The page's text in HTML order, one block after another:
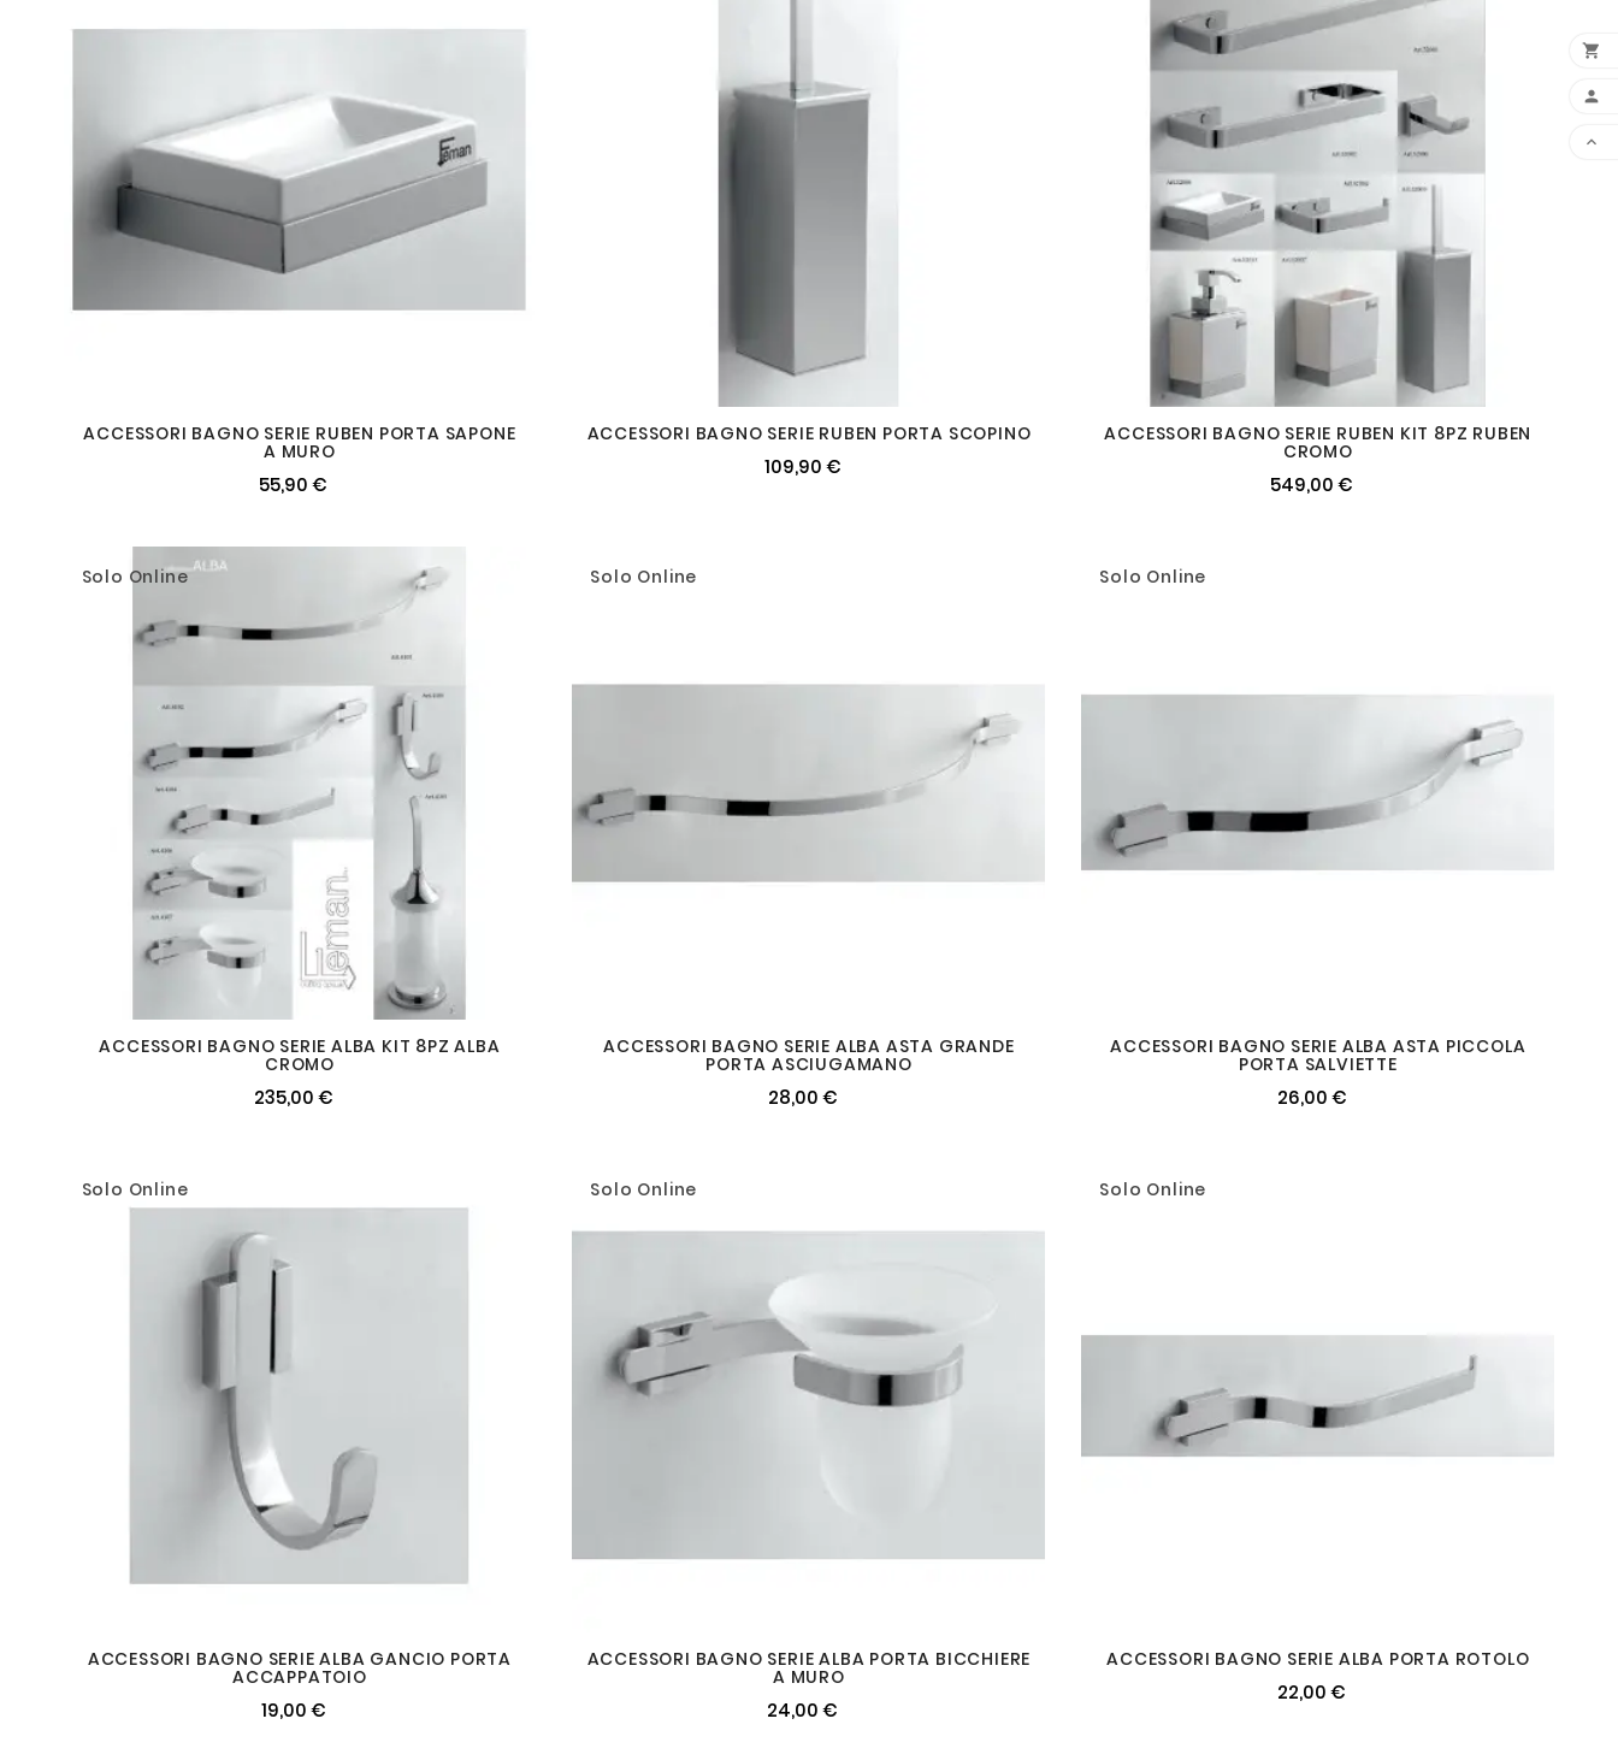
ACCESSORI BAGNO SERIE RUBEN PORTA SAPONE
A MURO
55,90 €
ACCESSORI BAGNO SERIE RUBEN PORTA SCOPINO
109,90 €
ACCESSORI BAGNO SERIE RUBEN KIT 8PZ RUBEN
CROMO
549,00 €
Solo Online
ACCESSORI BAGNO SERIE ALBA KIT 8PZ ALBA
CROMO
235,00 €
Solo Online
ACCESSORI BAGNO SERIE ALBA ASTA GRANDE
PORTA ASCIUGAMANO
28,00 €
Solo Online
ACCESSORI BAGNO SERIE ALBA ASTA PICCOLA
PORTA SALVIETTE
26,00 €
Solo Online
ACCESSORI BAGNO SERIE ALBA GANCIO PORTA
ACCAPPATOIO
19,00 €
Solo Online
ACCESSORI BAGNO SERIE ALBA PORTA BICCHIERE
A MURO
24,00 €
Solo Online
ACCESSORI BAGNO SERIE ALBA PORTA ROTOLO
22,00 €


